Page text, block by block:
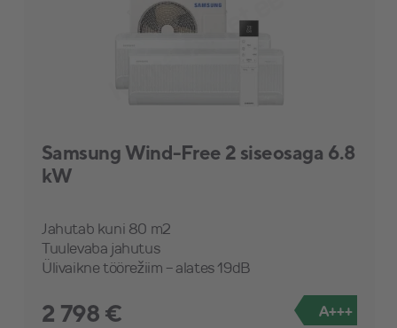
Samsung Wind-Free 2 siseosaga 6.8
kW
Jahutab kuni 80 m2
Tuulevaba jahutus
Ülivaikne töörežiim - alates 19dB
2 798 € A+++